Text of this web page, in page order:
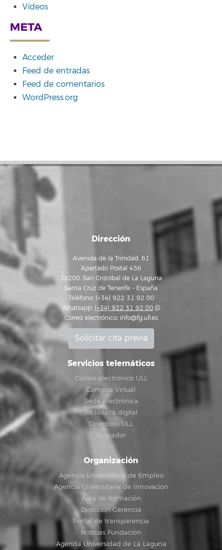
Vídeos
META
Acceder
Feed de entradas
Feed de comentarios
WordPress.org
Dirección
Avenida de la Trinidad, 61
Apartado Postal 456
38200, San Cristóbal de La Laguna
Santa Cruz de Tenerife - España
Teléfono: (+34) 922 31 92 00
Whatsapp: (+34) 922 31 92 00
Correo electrónico: info@fg.ull.es
Solicitar cita previa
Servicios telemáticos
Correo electrónico ULL
Campus Virtual
Sede electrónica
Biblioteca digital
Directorio ULL
Buscador
Organización
Agencia Universitaria de Empleo
Agencia Universitaria de Innovación
Área de formación
Dirección Gerencia
Portal de transparencia
Noticias Fundación
Agenda Universidad de La Laguna